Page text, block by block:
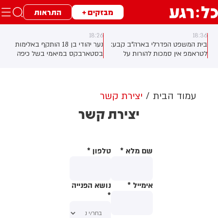
מבזקים + התראות
18:36
בית המשפט הפדרלי בארה"ב קבע:
לטראמפ אין סמכות להורות על
לממשל תינתן אפשרות לערער על
ההחלטה
18:26
נער יהודי בן 18 הותקף באלימות
בסטארבקס במיאמי בשל כיפה
שמצא מקלט בשירותים, ופאלמר
נעצרה על ידי המשטרה המקומית.
עמוד הבית יצירת קשר
יצירת קשר
שם מלא * טלפון *
אימייל *
נושא הפנייה
*